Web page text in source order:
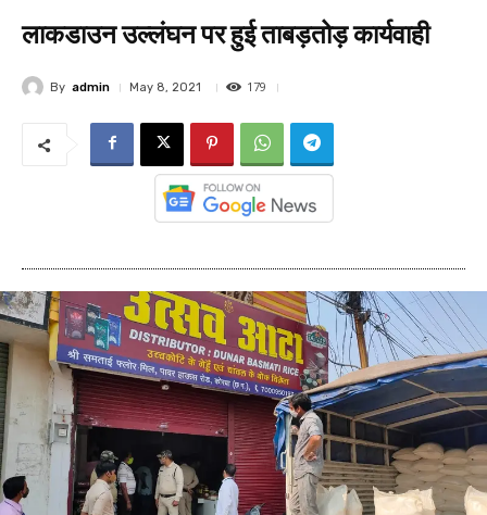
लाकडाउन उल्लंघन पर हुई ताबड़तोड़ कार्यवाही
By admin May 8, 2021 179